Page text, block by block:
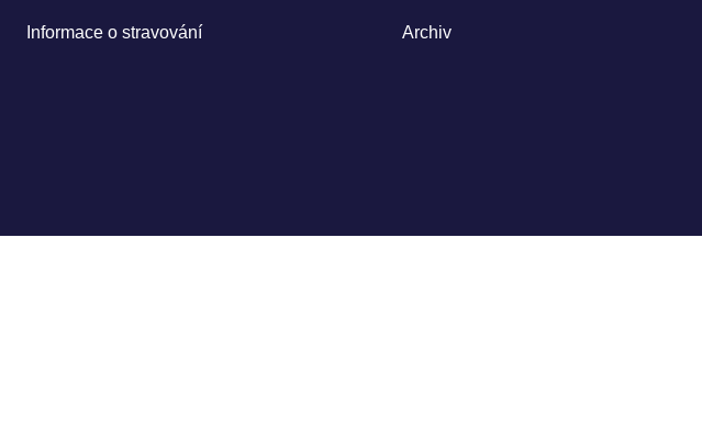
Informace o stravování Archiv